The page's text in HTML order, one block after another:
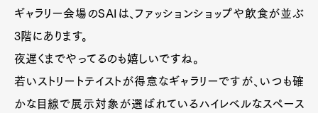
ギャラリー会場のSAIは、ファッションショップや飲食が並ぶ
3階にあります。
夜遅くまでやってるのも嬉しいですね。
若いストリートテイストが得意なギャラリーですが、いつも確
かな目線で展示対象が選ばれているハイレベルなスペース